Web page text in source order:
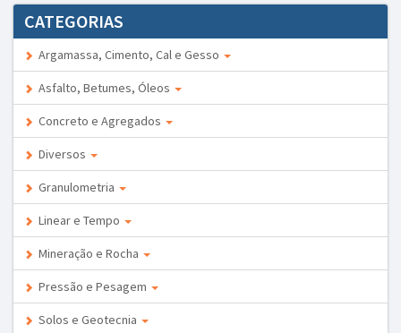
CATEGORIAS
Argamassa, Cimento, Cal e Gesso
Asfalto, Betumes, Óleos
Concreto e Agregados
Diversos
Granulometria
Linear e Tempo
Mineração e Rocha
Pressão e Pesagem
Solos e Geotecnia